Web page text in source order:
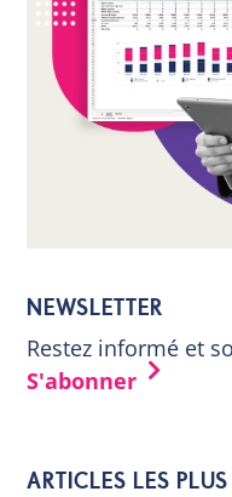
NEWSLETTER
Restez informé et
S'abonner
ARTICLES LES